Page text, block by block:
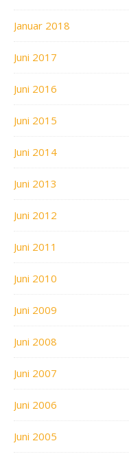
Januar 2018
Juni 2017
Juni 2016
Juni 2015
Juni 2014
Juni 2013
Juni 2012
Juni 2011
Juni 2010
Juni 2009
Juni 2008
Juni 2007
Juni 2006
Juni 2005